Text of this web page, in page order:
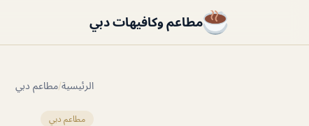
مطاعم وكافيهات دبي
الرئيسية/مطاعم دبي
مطاعم دبي